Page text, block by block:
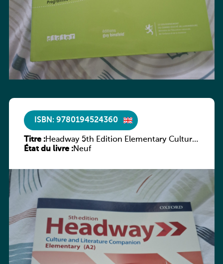
ISBN: 9780194524360
Titre :Headway 5th Edition Elementary Culture
and Literature Companion
État du livre :Neuf